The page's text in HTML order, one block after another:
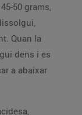
50 grams,
Quan la
dens i es
a abaixar